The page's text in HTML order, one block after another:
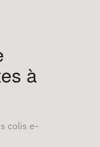
à
colis e-